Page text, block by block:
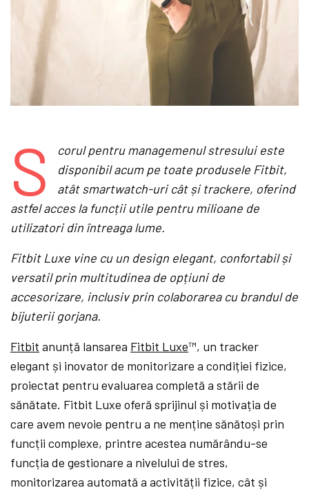
S
corul pentru managemenul stresului este
disponibil acum pe toate produsele Fitbit,
atât smartwatch-uri cât și trackere, oferind
astfel acces la funcții utile pentru milioane de
utilizatori din întreaga lume.
Fitbit Luxe vine cu un design elegant, confortabil și
versatil prin multitudinea de opțiuni de
accesorizare, inclusiv prin colaborarea cu brandul de
bijuterii gorjana.
Fitbit anunță lansarea Fitbit Luxe™, un tracker
elegant și inovator de monitorizare a condiției fizice,
proiectat pentru evaluarea completă a stării de
sănătate. Fitbit Luxe oferă sprijinul și motivația de
care avem nevoie pentru a ne menține sănătoși prin
funcții complexe, printre acestea numărându-se
funcția de gestionare a nivelului de stres,
monitorizarea automată a activității fizice, cât și